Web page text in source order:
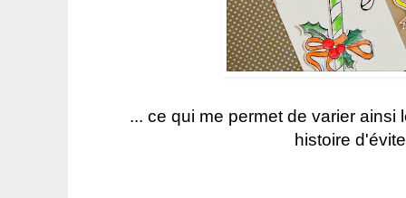
... ce qui me permet de varier
histoire